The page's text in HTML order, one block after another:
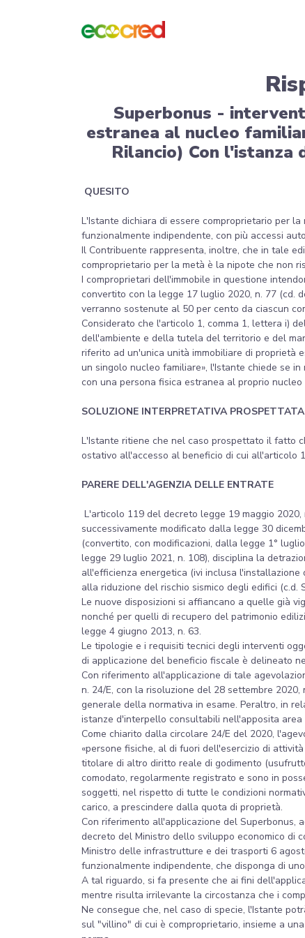
Superbonus -
estranea al nucleo
Rilancio) Con
QUESITO
L'Istante dichiara di essere comproprietario per
funzionalmente indipendente, con più accessi
Il Contribuente rappresenta, inoltre, che in tale
comproprietario per la metà è la nipote che non
I comproprietari dell'immobile in questione
convertito con la legge 17 luglio 2020, n. 77 (cd.
verranno sostenute al 50 per cento da ciascun
Considerato che l'articolo 1, comma 1, lettera i)
dell'ambiente e della tutela del territorio e del
riferito ad un'unica unità immobiliare di proprietà
un singolo nucleo familiare», l'Istante chiede se
con una persona fisica estranea al proprio nucleo
SOLUZIONE INTERPRETATIVA
L'Istante ritiene che nel caso prospettato il fatto
ostativo all'accesso al beneficio di cui all'articolo
PARERE DELL'AGENZIA DELLE ENTRATE
L'articolo 119 del decreto legge 19 maggio
successivamente modificato dalla legge 30
(convertito, con modificazioni, dalla legge 1°
legge 29 luglio 2021, n. 108), disciplina la
all'efficienza energetica (ivi inclusa
alla riduzione del rischio sismico degli edifici (c.d.
Le nuove disposizioni si affiancano a quelle già
nonché per quelli di recupero del patrimonio
legge 4 giugno 2013, n. 63.
Le tipologie e i requisiti tecnici degli interventi
di applicazione del beneficio fiscale è delineato
Con riferimento all'applicazione di tale
n. 24/E, con la risoluzione del 28 settembre
generale della normativa in esame. Peraltro, in
istanze d'interpello consultabili nell'apposita
Come chiarito dalla circolare 24/E del 2020,
«persone fisiche, al di fuori dell'esercizio di
titolare di altro diritto reale di godimento
comodato, regolarmente registrato e sono in
soggetti, nel rispetto di tutte le condizioni
carico, a prescindere dalla quota di proprietà.
Con riferimento all'applicazione del
decreto del Ministro dello sviluppo economico di
Ministro delle infrastrutture e dei trasporti 6
funzionalmente indipendente, che disponga di
A tal riguardo, si fa presente che ai fini
mentre risulta irrilevante la circostanza che i
Ne consegue che, nel caso di specie, l'Istante
sul "villino" di cui è comproprietario, insieme a